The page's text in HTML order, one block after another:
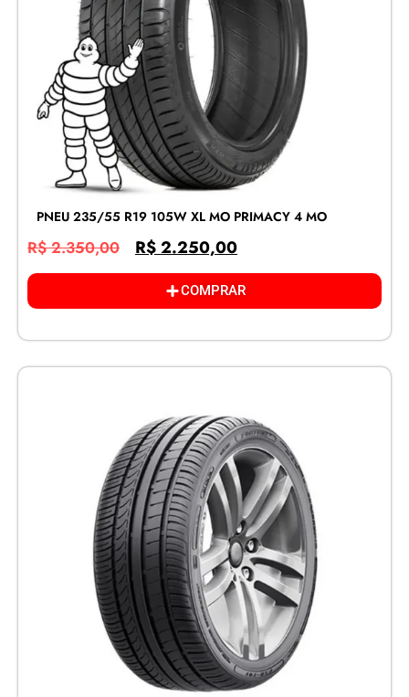
PNEU 235/55 R19 105W XL MO PRIMACY 4 MO
R$2.350,00 R$2.250,00
COMPRAR